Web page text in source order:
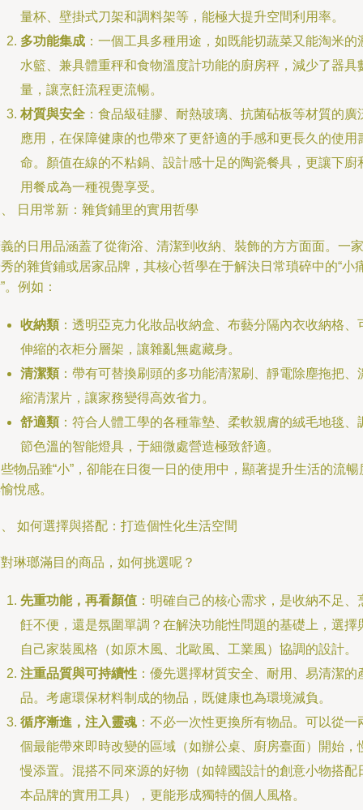
量杯、壁掛式刀架和調料架等，能極大提升空間利用率。
多功能集成 ：一個工具多種用途，如既能切蔬菜又能淘米的
水籃、兼具體重秤和食物溫度計功能的廚房秤，減少了器具
量，讓烹飪流程更流暢。
材質與安全 ：食品級硅膠、耐熱玻璃、抗菌砧板等材質的廣
應用，在保障健康的也帶來了更舒適的手感和更長久的使用
命。顏值在線的不粘鍋、設計感十足的陶瓷餐具，更讓下廚
用餐成為一種視覺享受。
日用常新：雜貨鋪里的實用哲學
的日用品涵蓋了從衛浴、清潔到收納、裝飾的方方面面。一家
的雜貨鋪或居家品牌，其核心哲學在于解決日常瑣碎中的“小
。例如：
收納類：透明亞克力化妝品收納盒、布藝分隔內衣收納格、
伸縮的衣柜分層架，讓雜亂無處藏身。
清潔類：帶有可替換刷頭的多功能清潔刷、靜電除塵拖把、
縮清潔片，讓家務變得高效省力。
舒適類：符合人體工學的各種靠墊、柔軟親膚的絨毛地毯、
節色溫的智能燈具，于細微處營造極致舒適。
物品雖“小”，卻能在日復一日的使用中，顯著提升生活的流暢
悅感。
如何選擇與搭配：打造個性化生活空間
琳瑯滿目的商品，如何挑選呢？
先重功能，再看顏值 ：明確自己的核心需求，是收納不足、
飪不便，還是氛圍單調？在解決功能性問題的基礎上，選擇
自己家裝風格（如原木風、北歐風、工業風）協調的設計。
注重品質與可持續性 ：優先選擇材質安全、耐用、易清潔的
品。考慮環保材料制成的物品，既健康也為環境減負。
循序漸進，注入靈魂：不必一次性更換所有物品。可以從一
個最能帶來即時改變的區域（如辦公桌、廚房臺面）開始，
慢添置。混搭不同來源的好物（如韓國設計的創意小物搭配
本品牌的實用工具），更能形成獨特的個人風格。